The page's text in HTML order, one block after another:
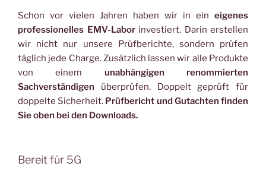
Schon vor vielen Jahren haben wir in ein eigenes
professionelles EMV-Labor investiert. Darin erstellen
wir nicht nur unsere Prüfberichte, sondern prüfen
täglich jede Charge. Zusätzlich lassen wir alle Produkte
von einem unabhängigen renommierten
Sachverständigen überprüfen. Doppelt geprüft für
doppelte Sicherheit. Prüfbericht und Gutachten finden
Sie oben bei den Downloads.
Bereit für 5G